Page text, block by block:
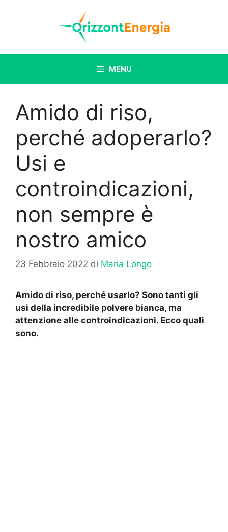
MENU
Amido di riso,
perché adoperarlo?
Usi e
controindicazioni,
non sempre è
nostro amico
23 Febbraio 2022 di Maria Longo
Amido di riso, perché usarlo? Sono tanti gli
usi della incredibile polvere bianca, ma
attenzione alle controindicazioni. Ecco quali
sono.